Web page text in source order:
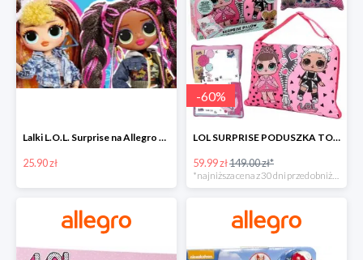
Lalki L.O.L. Surprise na Allegro w super cenach od 25,90 zł
25.90 zł
-60%
LOL SURPRISE PODUSZKA TOREBKA SEKRETNY SCHOWEK MP3 -59%
59.99 zł149.00 zł*
*najniższa cena z 30 dni przed obniżką